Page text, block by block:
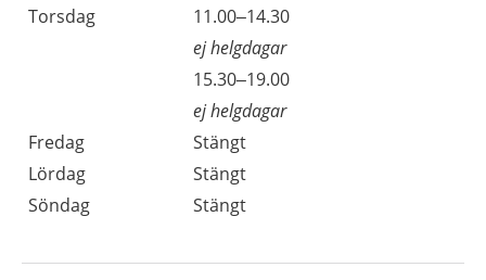
Torsdag
11.00–14.30
ej helgdagar
15.30–19.00
ej helgdagar
Fredag
Stängt
Lördag
Stängt
Söndag
Stängt